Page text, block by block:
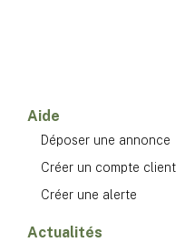
Aide
Déposer une annonce
Créer un compte client
Créer une alerte
Actualités